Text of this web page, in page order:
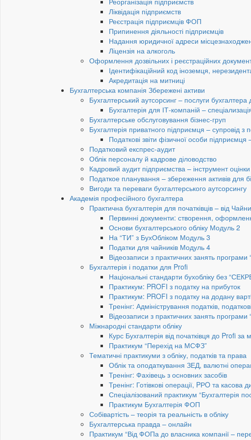
Ліквідація підприємств
Реєстрація підприємців ФОП
Припинення діяльності підприємців
Надання юридичної адреси
Ліцензія на алкоголь
Оформлення дозвільних і реєстраційних
Ідентифікаційний код іноземця,
Акредитація на митниці
Бухгалтерська компанія Збережені активи
Бухгалтерський аутсорсинг – послуги бухгалтера
Бухгалтерія для ІТ-компаній – спеціализація
Бухгалтерське обслуговування бізнес-груп
Бухгалтерія приватного підприємця – супровід з
Податкові звіти фізичної особи
Податковий експрес-аудит
Облік персоналу й кадрове діловодство
Кадровий аудит підприємства – інструмент
Податкое планування – збереження активів для
Вигоди та переваги бухгалтерського аутсорсингу
Академія професійного бухгалтера
Практична бухгалтерія для початківців – від
Первинні документи: створення,
Основи бухгалтерського обліку Модуль 2
На “ТИ” з БухОбліком Модуль 3
Податки для чайників Модуль 4
Відеозаписи з практичних занять програми
Бухгалтерія і податки для Profi
Національні стандарти бухобліку без
Практикум: PROFI з податку на прибуток
Практикум: PROFI з податку на додану
Тренінг: Адміністрування податків,
Відеозаписи з практичних занять програми
Міжнародні стандарти обліку
Курс Бухгалтерія від початківця до Profi
Практикум “Перехід на МСФЗ”
Тематичні практикуми з обліку, податків та права
Облік та оподаткування ЗЕД, валютні
Тренінг: Фахівець з основних засобів
Тренінг: Готівкові операції, PРO та касова
Спеціалізований практикум “Бухгалтерія
Практикум Бухгалтерія ФОП
Собівартість – теорія та реальність в обліку
Бухгалтерська правда – онлайн
Практикум “Від ФОПа до власника компанії –